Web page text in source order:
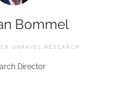
Bommel
UNRAVEL RESEARCH
Director